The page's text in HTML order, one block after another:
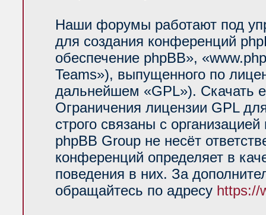
Наши форумы работают под
для создания конференций
обеспечение phpBB»,
Teams»), выпущенного по
дальнейшем «GPL»). Скачать
Ограничения лицензии GPL
строго связаны с
phpBB Group не несёт
конференций определяет в
поведения в них. За
обращайтесь по адресу https://